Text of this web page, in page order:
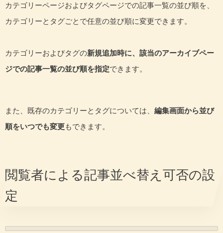
カテゴリーページおよびタグページでの記事一覧の並び順を、
カテゴリーとタグごとで任意の並び順に変更できます。
カテゴリーおよびタグの新規追加時に、該当のアーカイブペー
ジでの記事一覧の並び順を指定できます。
また、既存のカテゴリーとタグについては、 編集画面から並び
順をいつでも変更もできます。
閲覧者による記事並べ替え可否の設
定